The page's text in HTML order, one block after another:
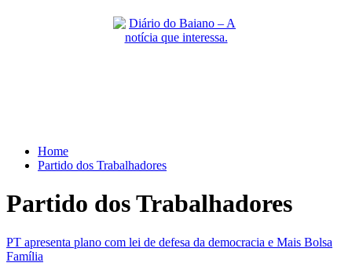
Home
Partido dos Trabalhadores
Partido dos Trabalhadores
PT apresenta plano com lei de defesa da democracia e Mais Bolsa
Família